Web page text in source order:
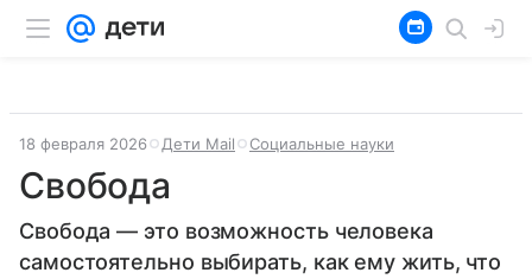
18 февраля 2026 Дети Mail Социальные науки
Свобода
Свобода — это возможность человека
самостоятельно выбирать, как ему жить, что